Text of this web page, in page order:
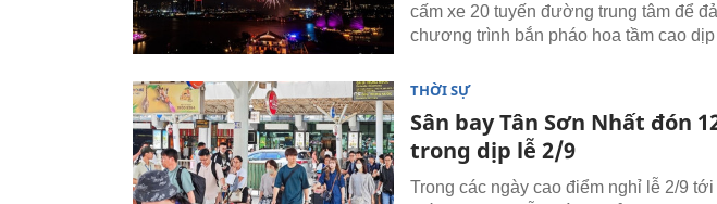
cấm xe 20 tuyến đường trung tâm để
chương trình bắn pháo hoa tầm cao dịp
THỜI SỰ
Sân bay Tân Sơn Nhất đón
trong dịp lễ 2/9
Trong các ngày cao điểm nghỉ lễ 2/9